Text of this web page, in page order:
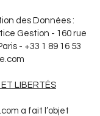
des Données :
Gestion - 160 rue
- +33 1 89 16 53
LIBERTÉS
a fait l’objet